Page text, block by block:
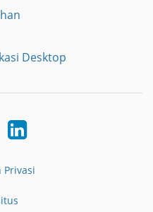
Desktop
LinkedIn
Privasi